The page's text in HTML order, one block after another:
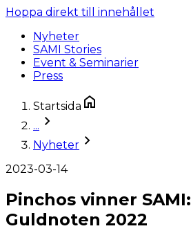
Hoppa direkt till innehållet
Nyheter
SAMI Stories
Event & Seminarier
Press
Startsida
...
Nyheter
2023-03-14
Pinchos vinner
Guldnoten 2022